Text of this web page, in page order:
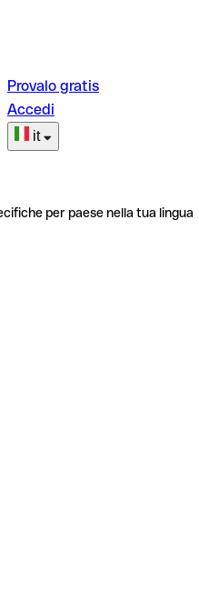
Provalo gratis
Accedi
it
per paese nella tua lingua